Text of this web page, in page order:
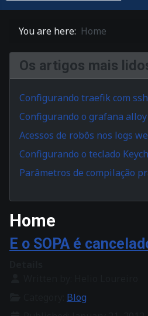
You are here: Home
Os artigos mais
Configurando traefik com ssh
Configurando o grafana
Acessos de robôs nos logs
Configurando o teclado
Parâmetros de compilação
Home
E o SOPA é
Blog